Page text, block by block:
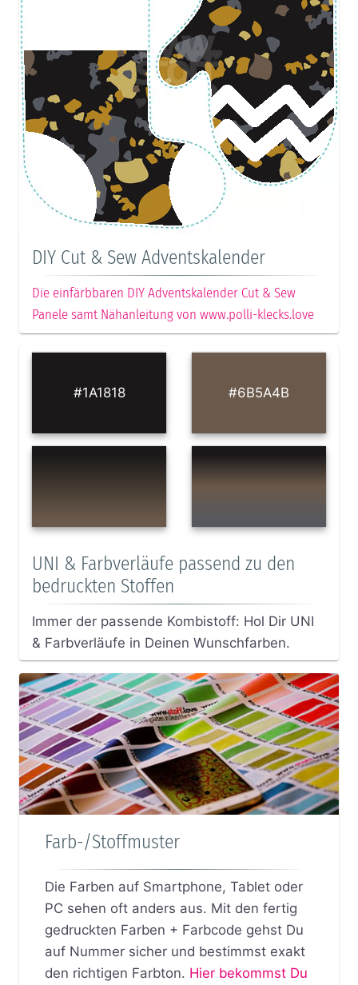
DIY Cut & Sew Adventskalender
Die einfärbbaren DIY Adventskalender Cut & Sew
Panele samt Nähanleitung von www.polli-klecks.love
#1A1818 #6B5A4B
UNI & Farbverläufe passend zu den
bedruckten Stoffen
Immer der passende Kombistoff: Hol Dir UNI
& Farbverläufe in Deinen Wunschfarben.
Farb-/Stoffmuster
Die Farben auf Smartphone, Tablet oder
PC sehen oft anders aus. Mit den fertig
gedruckten Farben + Farbcode gehst Du
auf Nummer sicher und bestimmst exakt
den richtigen Farbton. Hier bekommst Du